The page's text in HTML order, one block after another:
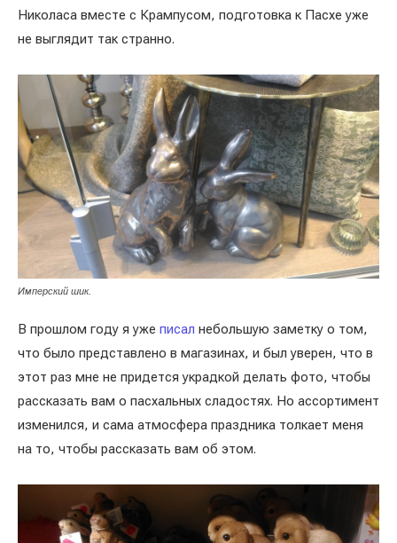
Николаса вместе с Крампусом, подготовка к Пасхе уже
не выглядит так странно.
Имперский шик.
В прошлом году я уже писал небольшую заметку о том,
что было представлено в магазинах, и был уверен, что в
этот раз мне не придется украдкой делать фото, чтобы
рассказать вам о пасхальных сладостях. Но ассортимент
изменился, и сама атмосфера праздника толкает меня
на то, чтобы рассказать вам об этом.